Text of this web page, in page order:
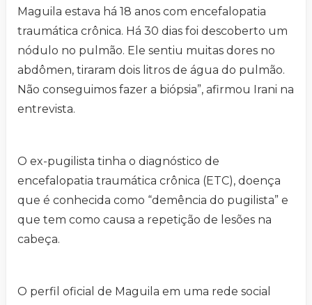
Maguila estava há 18 anos com encefalopatia
traumática crônica. Há 30 dias foi descoberto um
nódulo no pulmão. Ele sentiu muitas dores no
abdômen, tiraram dois litros de água do pulmão.
Não conseguimos fazer a biópsia”, afirmou Irani na
entrevista.
O ex-pugilista tinha o diagnóstico de
encefalopatia traumática crônica (ETC), doença
que é conhecida como “demência do pugilista” e
que tem como causa a repetição de lesões na
cabeça.
O perfil oficial de Maguila em uma rede social